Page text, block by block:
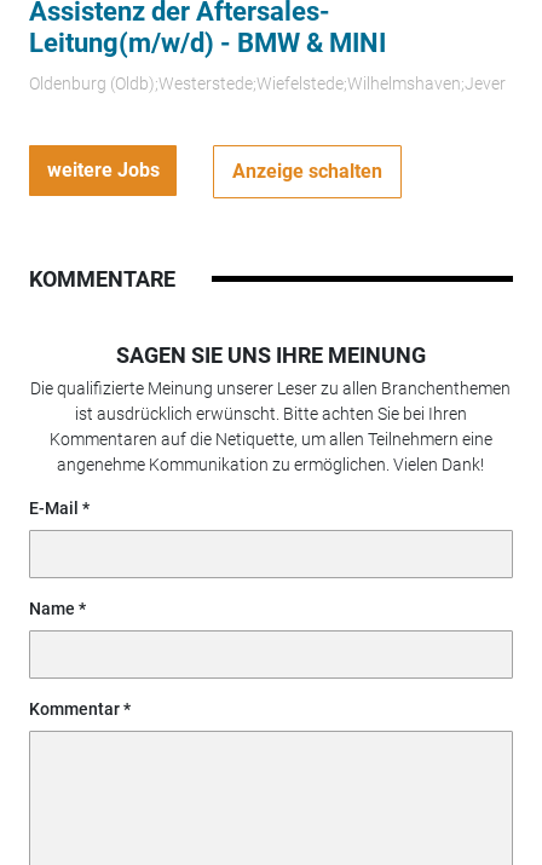
Assistenz der Aftersales-
Leitung(m/w/d) - BMW & MINI
Oldenburg (Oldb);Westerstede;Wiefelstede;Wilhelmshaven;Jever
weitere Jobs Anzeige schalten
KOMMENTARE
SAGEN SIE UNS IHRE MEINUNG
Die qualifizierte Meinung unserer Leser zu allen Branchenthemen
ist ausdrücklich erwünscht. Bitte achten Sie bei Ihren
Kommentaren auf die Netiquette, um allen Teilnehmern eine
angenehme Kommunikation zu ermöglichen. Vielen Dank!
E-Mail
Name
Kommentar